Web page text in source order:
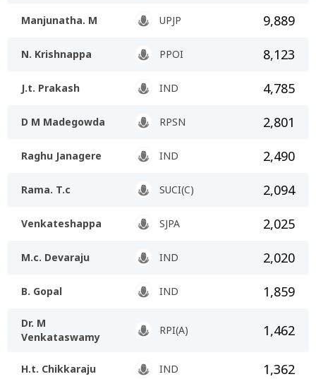
Manjunatha. M UPJP 9,889
N. Krishnappa PPOI 8,123
J.t. Prakash IND 4,785
D M Madegowda RPSN 2,801
Raghu Janagere IND 2,490
Rama. T.c SUCI(C) 2,094
Venkateshappa SJPA 2,025
M.c. Devaraju IND 2,020
B. Gopal IND 1,859
Dr. M
Venkataswamy
RPI(A) 1,462
H.t. Chikkaraju IND 1,362